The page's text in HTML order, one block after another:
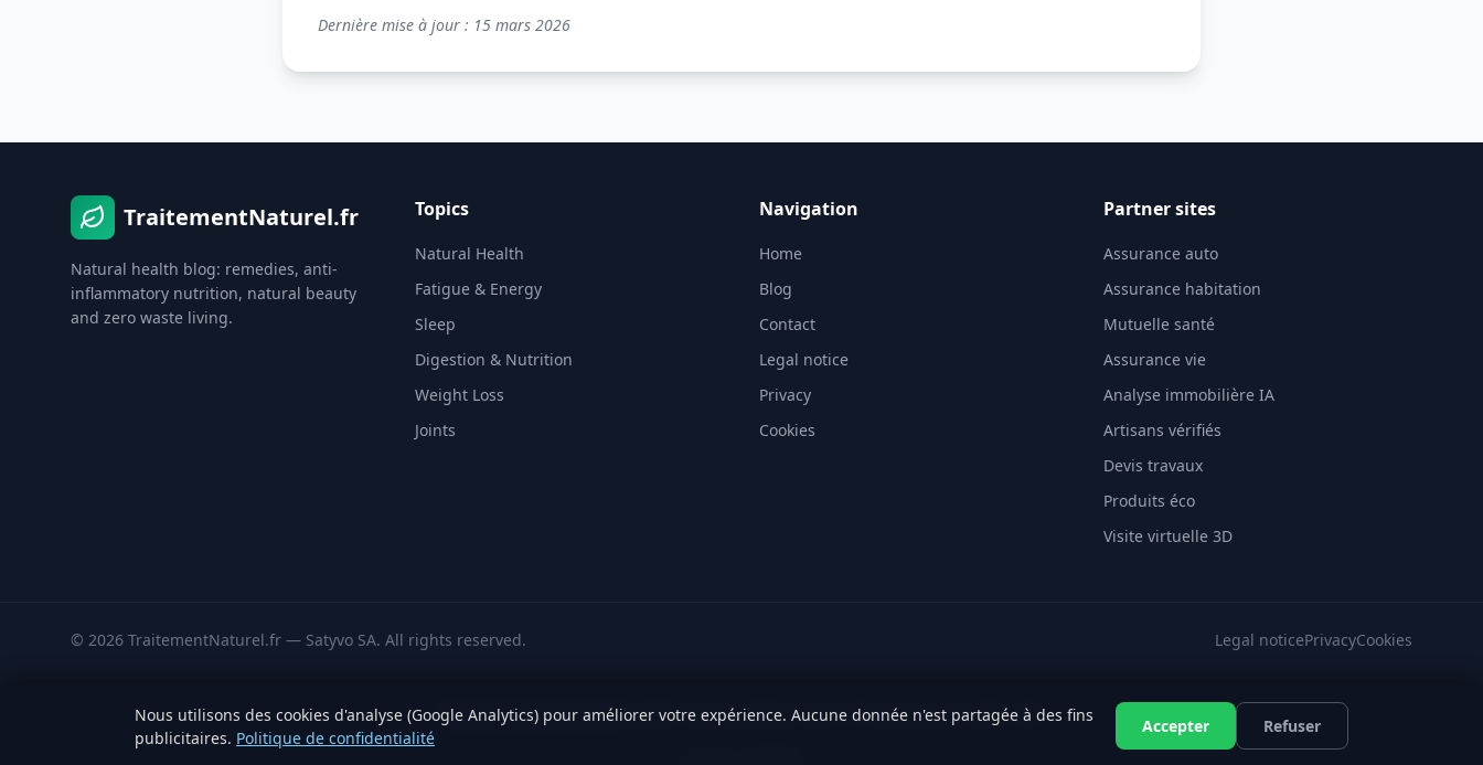
Dernière mise à jour : 15 mars 2026
TraitementNaturel.fr
Natural health blog: remedies, anti-
inflammatory nutrition, natural beauty
and zero waste living.
Topics
Natural Health
Fatigue & Energy
Sleep
Digestion & Nutrition
Weight Loss
Joints
Navigation
Home
Blog
Contact
Legal notice
Privacy
Cookies
Partner sites
Assurance auto
Assurance habitation
Mutuelle santé
Assurance vie
Analyse immobilière IA
Artisans vérifiés
Devis travaux
Produits éco
Visite virtuelle 3D
© 2026 TraitementNaturel.fr — Satyvo SA. All rights reserved. Legal noticePrivacyCookies
Sources medicales autoritaires : INAMI·Assurance Maladie / Ameli·SPF Sante Publique·ANSES·EFSA
Nous utilisons des cookies d'analyse (Google Analytics) pour améliorer votre expérience. Aucune donnée n'est partagée à des fins
publicitaires. Politique de confidentialité
Accepter Refuser